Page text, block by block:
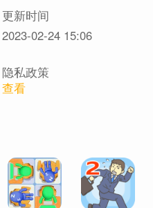
购买的最先进的武
一个额外的武器并获
的战斗中证明自己！
令人敬畏的任务
器
更新时间
2023-02-24 15:06
隐私政策
查看